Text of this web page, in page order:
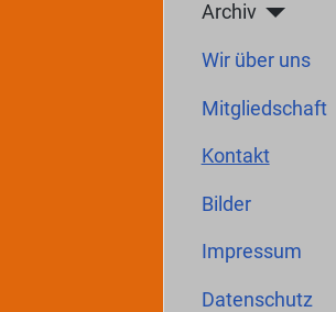
Archiv
Wir über uns
Mitgliedschaft
Kontakt
Bilder
Impressum
Datenschutz